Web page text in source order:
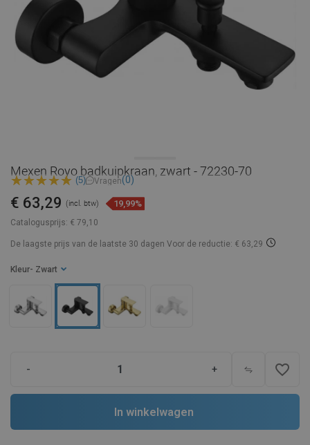
Mexen Royo badkuipkraan, zwart - 72230-70
(5) Vragen(0)
Catalogusprijs: € 79,10
€ 63,29 (incl. btw) 19,99%
De laagste prijs van de laatste 30 dagen Voor de reductie: € 63,29
Kleur - Zwart
- + favorite_border
In winkelwagen